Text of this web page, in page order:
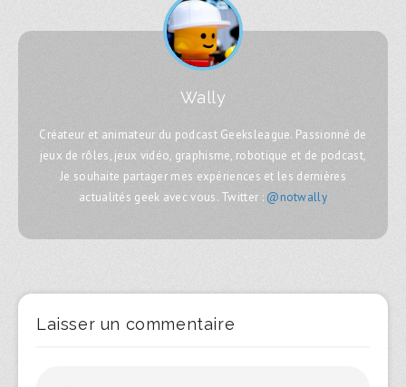
Wally
Créateur et animateur du podcast Geeksleague. Passionné de
jeux de rôles, jeux vidéo, graphisme, robotique et de podcast,
Je souhaite partager mes expériences et les dernières
actualités geek avec vous. Twitter : @notwally
Laisser un commentaire